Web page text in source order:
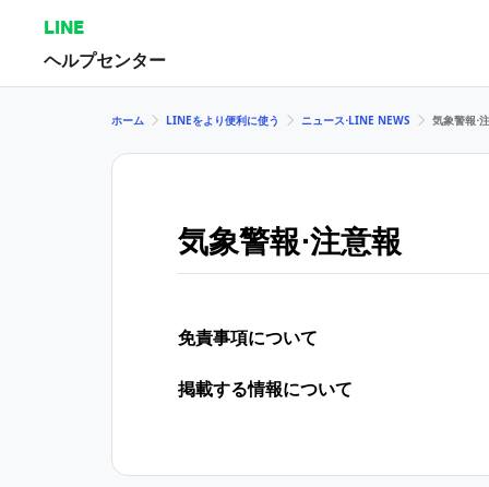
LINE
ヘルプセンター
ホーム LINEをより便利に使う ニュース⋅LINE NEWS 気象警報⋅
気象警報⋅注意報
免責事項について
掲載する情報について